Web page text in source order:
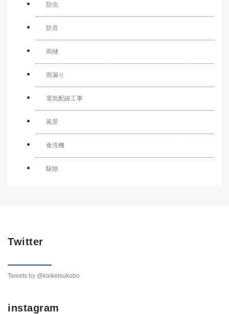
防虫
防音
雨樋
雨漏り
電気配線工事
風景
食洗機
駆除
Twitter
Tweets by @kaiketsukobo
instagram